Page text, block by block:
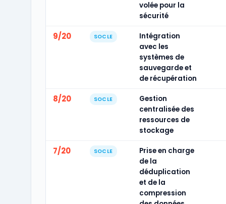
volée pour la
sécurité
9/20 SOCLE
Intégration
avec les
systèmes de
sauvegarde et
de récupération
8/20 SOCLE
Gestion
centralisée des
ressources de
stockage
7/20 SOCLE
Prise en charge
de la
déduplication
et de la
compression